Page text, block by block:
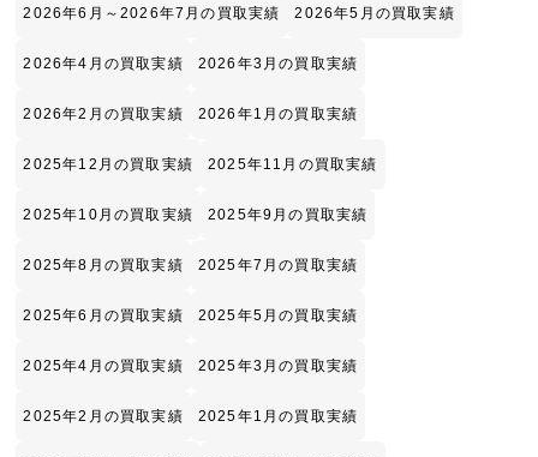
2026年6月～2026年7月の買取実績 2026年5月の買取実績
2026年4月の買取実績 2026年3月の買取実績
2026年2月の買取実績 2026年1月の買取実績
2025年12月の買取実績 2025年11月の買取実績
2025年10月の買取実績 2025年9月の買取実績
2025年8月の買取実績 2025年7月の買取実績
2025年6月の買取実績 2025年5月の買取実績
2025年4月の買取実績 2025年3月の買取実績
2025年2月の買取実績 2025年1月の買取実績